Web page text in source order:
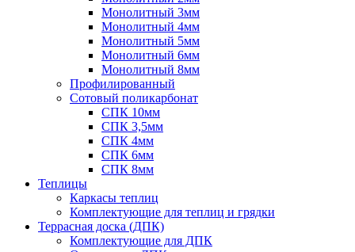
Монолитный 3мм
Монолитный 4мм
Монолитный 5мм
Монолитный 6мм
Монолитный 8мм
Профилированный
Сотовый поликарбонат
СПК 10мм
СПК 3,5мм
СПК 4мм
СПК 6мм
СПК 8мм
Теплицы
Каркасы теплиц
Комплектующие для теплиц и грядки
Террасная доска (ДПК)
Комплектующие для ДПК